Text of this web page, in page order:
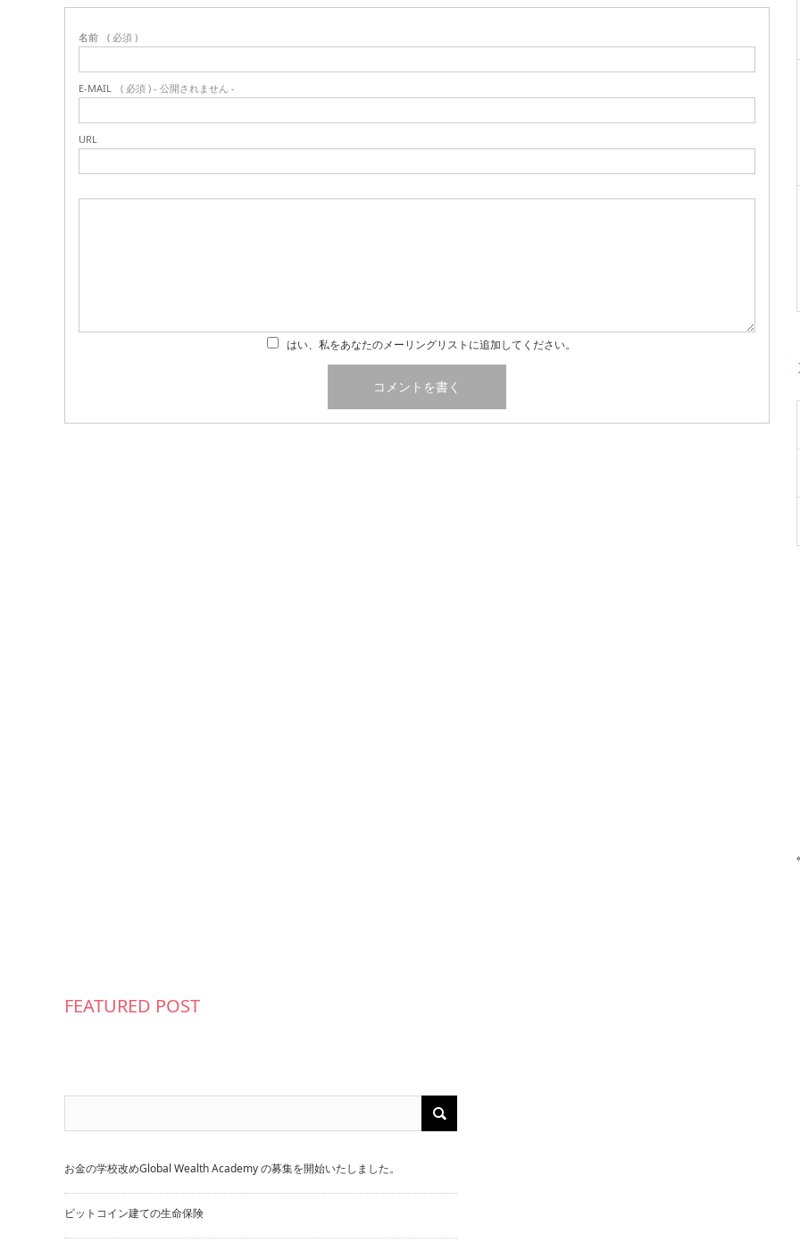
名前 ( 必須 )
E-MAIL ( 必須 ) - 公開されません -
URL
はい、私をあなたのメーリングリストに追加してください。
FEATURED POST
お金の学校改めGlobal Wealth Academy の募集を開始いたしました。
ビットコイン建ての生命保険